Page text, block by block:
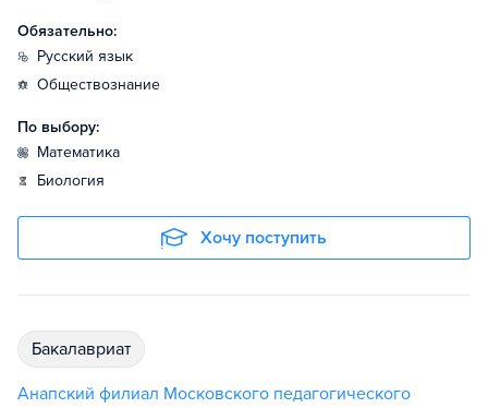
Обязательно:
русский язык
обществознание
По выбору:
математика
биология
Хочу поступить
бакалавриат
Анапский филиал Московского педагогического